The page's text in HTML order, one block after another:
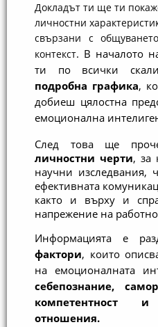
Докладът ти ще ти
личностни
свързани с
контекст. В началото
подробна графика,
добиеш цялостна
емоционална
След това ще
личностни черти, за
научни изследвания,
ефективнaта
както и върху и
напрежение на
Информацията е
фактори, които
себепознание,
компетентност
отношения.